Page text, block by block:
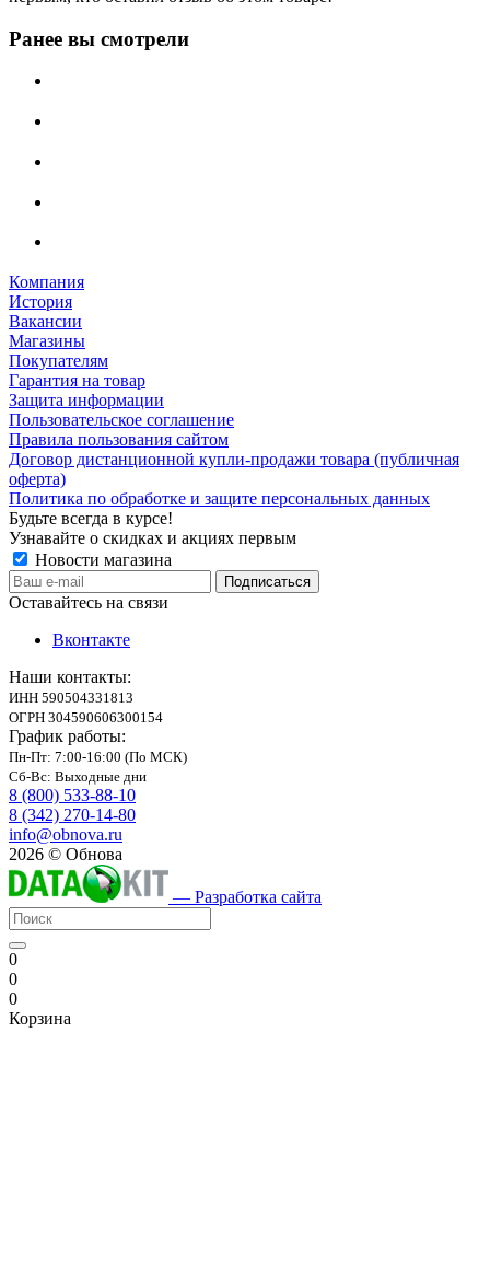
Ранее вы смотрели
Компания
История
Вакансии
Магазины
Покупателям
Гарантия на товар
Защита информации
Пользовательское соглашение
Правила пользования сайтом
Договор дистанционной купли-продажи товара (публичная
оферта)
Политика по обработке и защите персональных данных
Будьте всегда в курсе!
Узнавайте о скидках и акциях первым
Новости магазина
Оставайтесь на связи
Вконтакте
Наши контакты:
ИНН 590504331813
ОГРН 304590606300154
График работы:
Пн-Пт: 7:00-16:00 (По МСК)
Сб-Вс: Выходные дни
8 (800) 533-88-10
8 (342) 270-14-80
info@obnova.ru
2026 © Обнова
— Разработка сайта
0
0
0
Корзина